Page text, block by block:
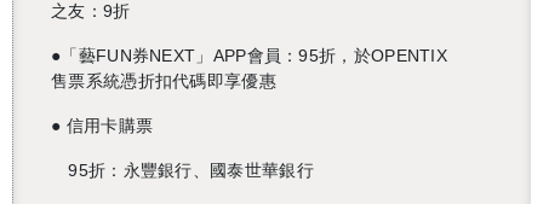
之友：9折
●「藝FUN券NEXT」APP會員：95折，於OPENTIX
售票系統憑折扣代碼即享優惠
● 信用卡購票
95折：永豐銀行、國泰世華銀行